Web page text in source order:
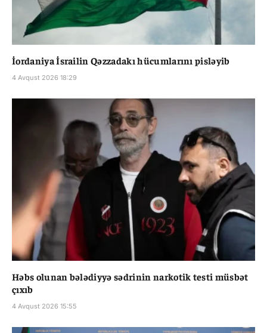
İordaniya İsrailin Qəzzadakı hücumlarını pisləyib
4 Avqust 2026 18:29
Həbs olunan bələdiyyə sədrinin narkotik testi müsbət
çıxıb
4 Avqust 2026 15:55